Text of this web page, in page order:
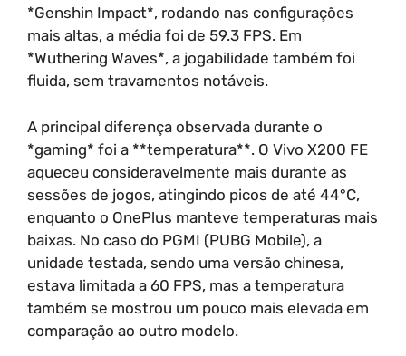
*Genshin Impact*, rodando nas configurações
mais altas, a média foi de 59.3 FPS. Em
*Wuthering Waves*, a jogabilidade também foi
fluida, sem travamentos notáveis.
A principal diferença observada durante o
*gaming* foi a **temperatura**. O Vivo X200 FE
aqueceu consideravelmente mais durante as
sessões de jogos, atingindo picos de até 44°C,
enquanto o OnePlus manteve temperaturas mais
baixas. No caso do PGMI (PUBG Mobile), a
unidade testada, sendo uma versão chinesa,
estava limitada a 60 FPS, mas a temperatura
também se mostrou um pouco mais elevada em
comparação ao outro modelo.